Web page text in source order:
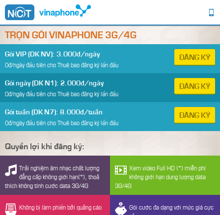
TRỌN GÓI VINAPHONE 3G/4G
Gói VIP (DK NV): 3.000đ/ngày
0đ/ngày đầu tiên cho Thuê bao đăng ký lần đầu
ĐĂNG KÝ
Gói ngày (DK N1): 2.000đ/ngày
0đ/ngày đầu tiên cho Thuê bao đăng ký lần đầu
ĐĂNG KÝ
Gói tuần (DK N7): 8.000đ/tuần
0đ/ngày đầu tiên cho Thuê bao đăng ký lần đầu
ĐĂNG KÝ
Quyền lợi khi đăng ký:
Trải nghiệm âm nhạc chất lượng
đẳng cấp không giới hạn(*), thoả
thích không tính cước data 3G/4G
Xem video Full HD (*) miễn phí
không giới hạn dung lượng data
3G/4G
Không bị làm phiền bởi quảng cáo
Gói cước đa dạng với mức giá cực